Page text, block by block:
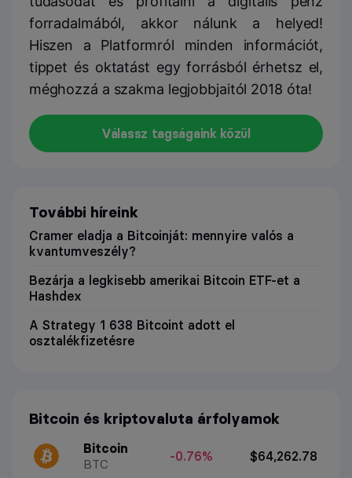
forradalmából, akkor nálunk a helyed!
Hiszen a Platformról minden információt,
tippet és oktatást egy forrásból érhetsz el,
méghozzá a szakma legjobbjaitól 2018 óta!
Válassz tagságaink közül
További híreink
Cramer eladja a Bitcoinját: mennyire valós a
kvantumveszély?
Bezárja a legkisebb amerikai Bitcoin ETF-et a
Hashdex
A Strategy 1 638 Bitcoint adott el
osztalékfizetésre
Bitcoin és kriptovaluta árfolyamok
Bitcoin
BTC
-0.76% $64,262.78